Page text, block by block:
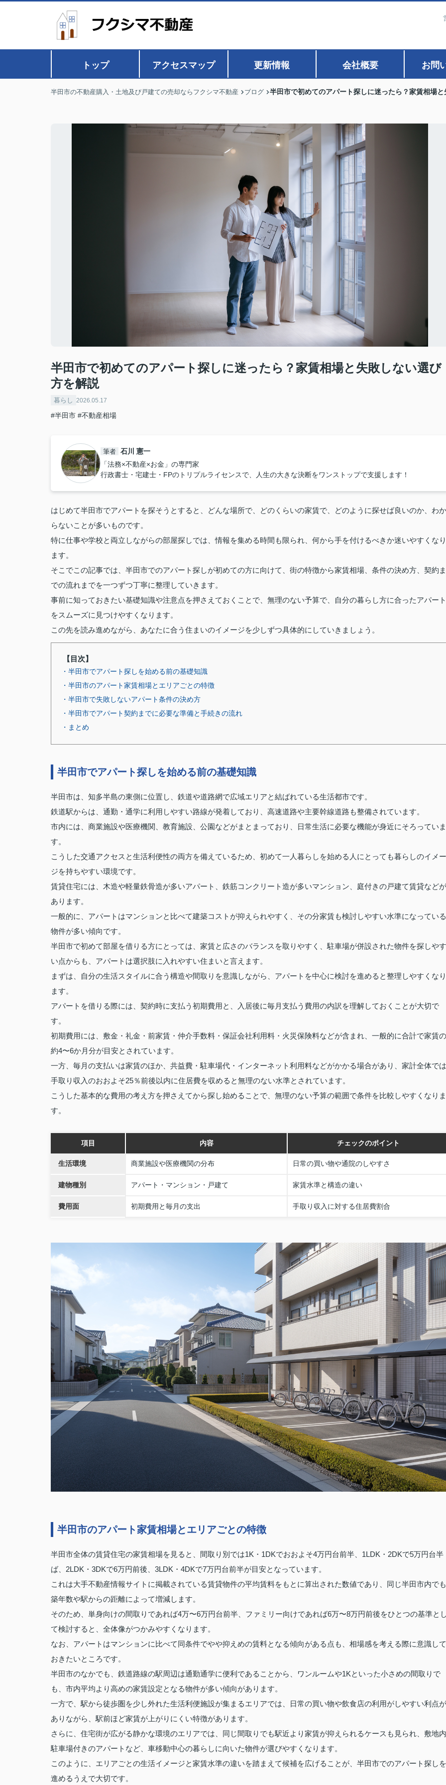
トップ アクセスマップ 更新情報 会社概要 お問
半田市の不動産購入・土地及び戸建ての売却ならフクシマ不動産 ブログ 半田市で初めてのアパート探しに迷ったら？家賃相場
半田市で初めてのアパート探しに迷ったら？家賃相場と失敗しない選び
方を解説
暮らし 2026.05.17
#半田市 #不動産相場
筆者 石川 憲一
「法務×不動産×お金」の専門家
行政書士・宅建士・FPのトリプルライセンスで、人生の大きな決断をワンストップで支援します！
はじめて半田市でアパートを探そうとすると、どんな場所で、どのくらいの家賃で、どのように探せば良いのか、わか
らないことが多いものです。
特に仕事や学校と両立しながらの部屋探しでは、情報を集める時間も限られ、何から手を付けるべきか迷いやすくなり
ます。
そこでこの記事では、半田市でのアパート探しが初めての方に向けて、街の特徴から家賃相場、条件の決め方、契約ま
での流れまでを一つずつ丁寧に整理していきます。
事前に知っておきたい基礎知識や注意点を押さえておくことで、無理のない予算で、自分の暮らし方に合ったアパート
をスムーズに見つけやすくなります。
この先を読み進めながら、あなたに合う住まいのイメージを少しずつ具体的にしていきましょう。
【目次】
・半田市でアパート探しを始める前の基礎知識
・半田市のアパート家賃相場とエリアごとの特徴
・半田市で失敗しないアパート条件の決め方
・半田市でアパート契約までに必要な準備と手続きの流れ
・まとめ
半田市でアパート探しを始める前の基礎知識
半田市は、知多半島の東側に位置し、鉄道や道路網で広域エリアと結ばれている生活都市です。
鉄道駅からは、通勤・通学に利用しやすい路線が発着しており、高速道路や主要幹線道路も整備されています。
市内には、商業施設や医療機関、教育施設、公園などがまとまっており、日常生活に必要な機能が身近にそろっていま
す。
こうした交通アクセスと生活利便性の両方を備えているため、初めて一人暮らしを始める人にとっても暮らしのイメー
ジを持ちやすい環境です。
賃貸住宅には、木造や軽量鉄骨造が多いアパート、鉄筋コンクリート造が多いマンション、庭付きの戸建て賃貸などが
あります。
一般的に、アパートはマンションと比べて建築コストが抑えられやすく、その分家賃も検討しやすい水準になっている
物件が多い傾向です。
半田市で初めて部屋を借りる方にとっては、家賃と広さのバランスを取りやすく、駐車場が併設された物件を探しやす
い点からも、アパートは選択肢に入れやすい住まいと言えます。
まずは、自分の生活スタイルに合う構造や間取りを意識しながら、アパートを中心に検討を進めると整理しやすくなり
ます。
アパートを借りる際には、契約時に支払う初期費用と、入居後に毎月支払う費用の内訳を理解しておくことが大切で
す。
初期費用には、敷金・礼金・前家賃・仲介手数料・保証会社利用料・火災保険料などが含まれ、一般的に合計で家賃の
約4〜6か月分が目安とされています。
一方、毎月の支払いは家賃のほか、共益費・駐車場代・インターネット利用料などがかかる場合があり、家計全体では
手取り収入のおおよそ25％前後以内に住居費を収めると無理のない水準とされています。
こうした基本的な費用の考え方を押さえてから探し始めることで、無理のない予算の範囲で条件を比較しやすくなりま
す。
項目 内容 チェックのポイント
生活環境 商業施設や医療機関の分布 日常の買い物や通院のしやすさ
建物種別 アパート・マンション・戸建て 家賃水準と構造の違い
費用面 初期費用と毎月の支出 手取り収入に対する住居費割合
半田市のアパート家賃相場とエリアごとの特徴
半田市全体の賃貸住宅の家賃相場を見ると、間取り別では1K・1DKでおおよそ4万円台前半、1LDK・2DKで5万円台半
ば、2LDK・3DKで6万円前後、3LDK・4DKで7万円台前半が目安となっています。
これは大手不動産情報サイトに掲載されている賃貸物件の平均賃料をもとに算出された数値であり、同じ半田市内でも
築年数や駅からの距離によって増減します。
そのため、単身向けの間取りであれば4万〜6万円台前半、ファミリー向けであれば6万〜8万円前後をひとつの基準とし
て検討すると、全体像がつかみやすくなります。
なお、アパートはマンションに比べて同条件でやや抑えめの賃料となる傾向がある点も、相場感を考える際に意識して
おきたいところです。
半田市のなかでも、鉄道路線の駅周辺は通勤通学に便利であることから、ワンルームや1Kといった小さめの間取りで
も、市内平均より高めの家賃設定となる物件が多い傾向があります。
一方で、駅から徒歩圏を少し外れた生活利便施設が集まるエリアでは、日常の買い物や飲食店の利用がしやすい利点が
ありながら、駅前ほど家賃が上がりにくい特徴があります。
さらに、住宅街が広がる静かな環境のエリアでは、同じ間取りでも駅近より家賃が抑えられるケースも見られ、敷地内
駐車場付きのアパートなど、車移動中心の暮らしに向いた物件が選びやすくなります。
このように、エリアごとの生活イメージと家賃水準の違いを踏まえて候補を広げることが、半田市でのアパート探しを
進めるうえで大切です。